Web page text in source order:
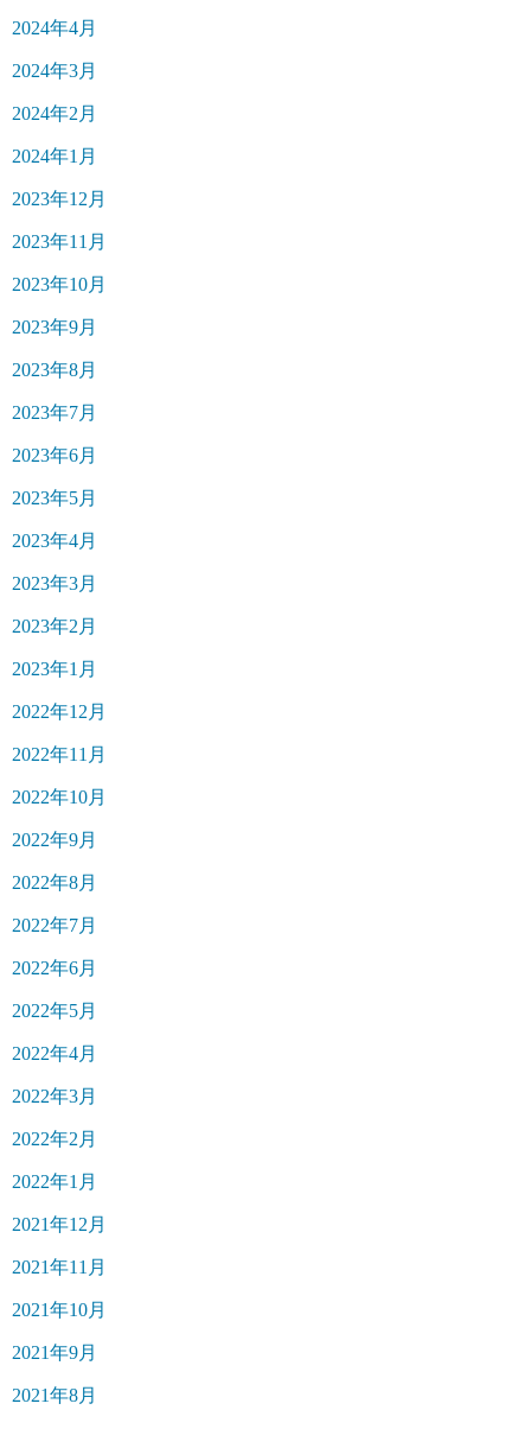
2024年4月
2024年3月
2024年2月
2024年1月
2023年12月
2023年11月
2023年10月
2023年9月
2023年8月
2023年7月
2023年6月
2023年5月
2023年4月
2023年3月
2023年2月
2023年1月
2022年12月
2022年11月
2022年10月
2022年9月
2022年8月
2022年7月
2022年6月
2022年5月
2022年4月
2022年3月
2022年2月
2022年1月
2021年12月
2021年11月
2021年10月
2021年9月
2021年8月